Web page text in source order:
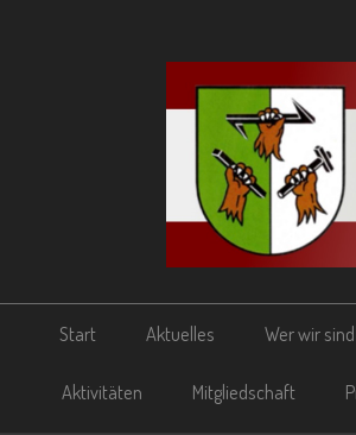
Start Aktuelles Wer wir sind
Aktivitäten Mitgliedschaft